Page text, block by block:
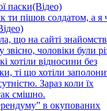
паски(Відео)
ти пішов солдатом, а я
що на сайті
звісно, чоловіки були
хотіли відносини без
ті що хотіли
Зараз коли їх
смішно.
в окупованих